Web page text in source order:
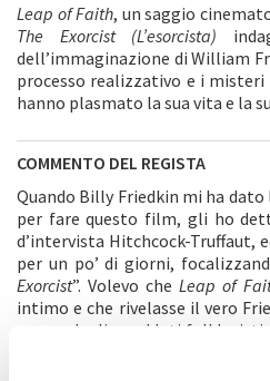
Leap of Faith, un saggio
The Exorcist (L’esorcista)
dell’immaginazione di William
processo realizzativo e i
hanno plasmato la sua vita e la
COMMENTO DEL REGISTA
Quando Billy Friedkin mi ha
per fare questo film, gli ho
d’intervista Hitchcock-Truffaut,
per un po’ di giorni,
Exorcist”. Volevo che Leap of
intimo e che rivelasse il vero
scevro dagli aneddoti
tutti fin troppo bene. In vista
trenta giorni di fila e ho finito